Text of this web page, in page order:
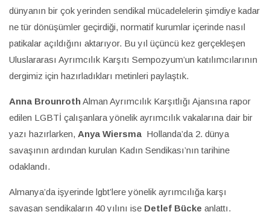
dünyanın bir çok yerinden sendikal mücadelelerin şimdiye kadar
ne tür dönüşümler geçirdiği, normatif kurumlar içerinde nasıl
patikalar açıldığını aktarıyor. Bu yıl üçüncü kez gerçekleşen
Uluslararası Ayrımcılık Karşıtı Sempozyum’un katılımcılarının
dergimiz için hazırladıkları metinleri paylaştık.
Anna BrounrothAlman Ayrımcılık Karşıtlığı Ajansına rapor
edilen LGBTİ çalışanlara yönelik ayrımcılık vakalarına dair bir
yazı hazırlarken, Anya Wiersma Hollanda’da 2. dünya
savaşının ardından kurulan Kadın Sendikası’nın tarihine
odaklandı.
Almanya’da işyerinde lgbt’lere yönelik ayrımcılığa karşı
savaşan sendikaların 40 yılını ise Detlef Bücke anlattı.